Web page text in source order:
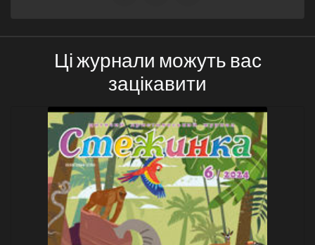
Ці журнали можуть вас
зацікавити